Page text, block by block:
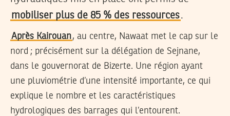
mobiliser plus de 85 % des ressources.
Après Kairouan, au centre, Nawaat met le cap sur le
nord ; précisément sur la délégation de Sejnane,
dans le gouvernorat de Bizerte. Une région ayant
une pluviométrie d’une intensité importante, ce qui
explique le nombre et les caractéristiques
hydrologiques des barrages qui l’entourent.